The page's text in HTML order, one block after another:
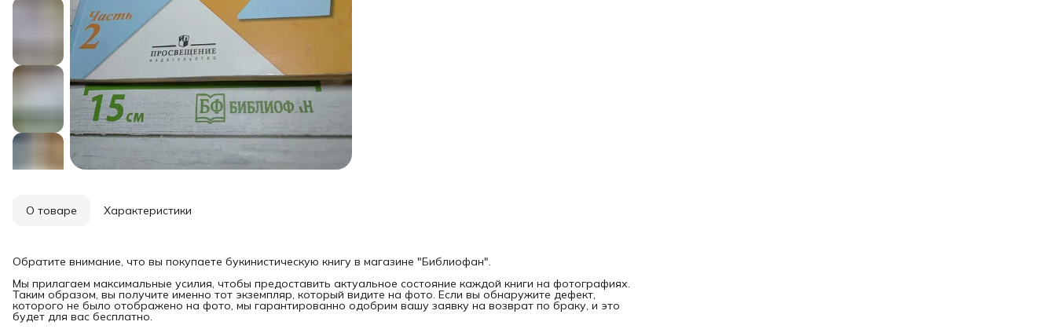
О товаре Характеристики
Обратите внимание, что вы покупаете букинистическую книгу в магазине "Библиофан".
Мы прилагаем максимальные усилия, чтобы предоставить актуальное состояние каждой книги на фотографиях.
Таким образом, вы получите именно тот экземпляр, который видите на фото. Если вы обнаружите дефект,
которого не было отображено на фото, мы гарантированно одобрим вашу заявку на возврат по браку, и это
будет для вас бесплатно.